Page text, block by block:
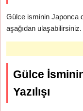
Gülce isminin Japonca
aşağıdan ulaşabilirsiniz.
Gülce
Yazılışı